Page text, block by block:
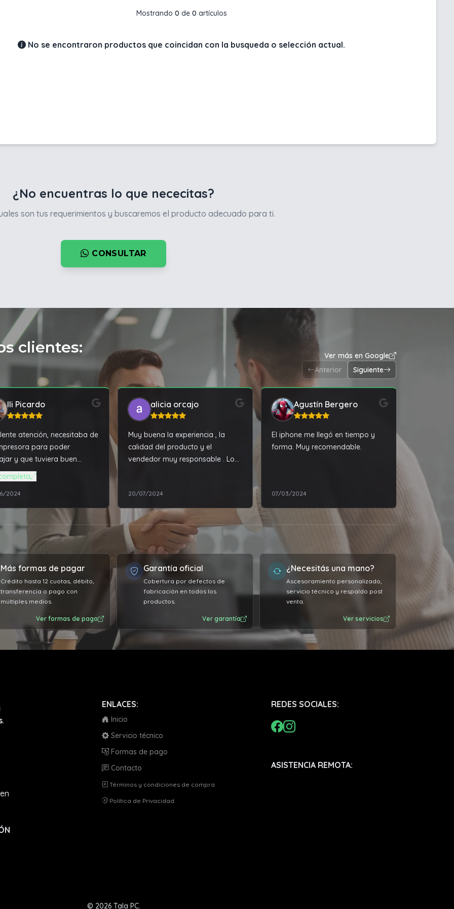
Mostrando 0 de 0 artículos
No se encontraron productos que coincidan con la busqueda o selección actual.
¿No encuentras lo que nececitas?
son tus requerimientos y buscaremos el producto adecuado para ti.
CONSULTAR
clientes:
Ver más en Google
Anterior
Siguiente
Ili Picardo
atención, necesitaba de
para poder
y que tuviera buen
Tala PC me dio
solución a un precio
accesible. Además de
todos los
técnico de mi
que ya tiene varios
super recomendable el
2024
alicia orcajo
Muy buena la experiencia , la
calidad del producto y el
vendedor muy responsable . Lo
20/07/2024
Agustín Bergero
El iphone me llegó en tiempo y
forma. Muy recomendable.
07/03/2024 16/08/2024
Más formas de pagar
Crédito hasta 12 cuotas, débito,
transferencia o pago con
múltiples medios.
Ver formas de pago
Garantía oficial
Cobertura por defectos de
fabricación en todos los
productos.
Ver garantía
¿Necesitás una mano?
Ascesoramiento personalizado,
servicio técnico y respaldo post
venta.
Ver servicios
.
en
ENLACES:
Inicio
Servicio técnico
Formas de pago
Contacto
Términos y condiciones de compra
Política de Privacidad
REDES SOCIALES:
ASISTENCIA REMOTA:
© 2026 Tala PC.